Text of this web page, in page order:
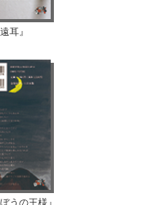
耳』